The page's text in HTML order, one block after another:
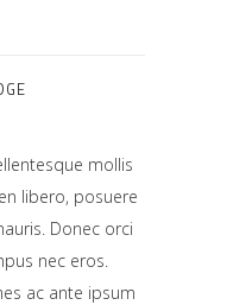
mollis
libero, posuere
Donec orci
nec eros.
ac ante ipsum